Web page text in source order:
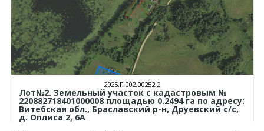
2025.Г.002.00252.2
Лот№2. Земельный участок с кадастровым №
220882718401000008 площадью 0.2494 га по адресу:
Витебская обл., Браславский р-н, Друевский с/с,
д. Оплиса 2, 6А